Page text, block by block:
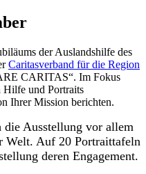
der Auslandshilfe des
Caritasverband für die Region
CARITAS“. Im Fokus
Hilfe und Portraits
Ihrer Mission berichten.
Ausstellung vor allem
Welt. Auf 20 Portraittafeln
deren Engagement.